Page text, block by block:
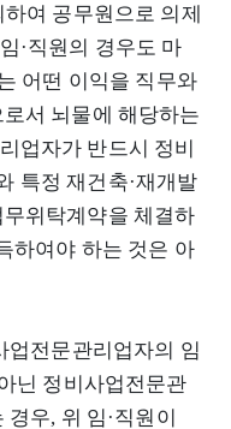
여 공무원으로 의제
·직원의 경우도 마
어떤 이익을 직무와
서 뇌물에 해당하는
업자가 반드시 정비
특정 재건축·재개발
위탁계약을 체결하
하여야 하는 것은 아
업전문관리업자의 임
닌 정비사업전문관
우, 위 임·직원이